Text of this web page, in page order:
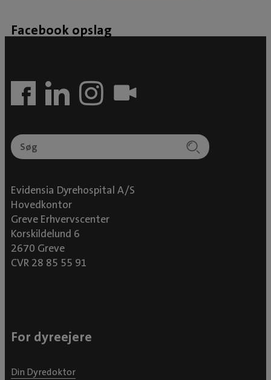
Fagdyrlæger i sygdomme hos hund og kat“.
(mave/tarmsygdomme) Intern medicin
Endoskopi (kikkertundersøgelser- og
(hjertesygdomme)
Facebook opslag
Evidensia Dyrehospital A/S
Hovedkontor
Greve Erhvervscenter
Korskildelund 6
2670 Greve
CVR 28 85 55 91
For dyreejere
Din Dyredoktor